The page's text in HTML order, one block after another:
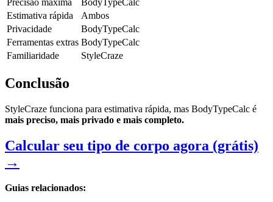
Precisão máxima
BodyTypeCalc
Estimativa rápida
Ambos
Privacidade
BodyTypeCalc
Ferramentas extras BodyTypeCalc
Familiaridade
StyleCraze
Conclusão
StyleCraze funciona para estimativa rápida, mas BodyTypeCalc é
mais preciso, mais privado e mais completo.
Calcular seu tipo de corpo agora (grátis)
→
Guias relacionados: